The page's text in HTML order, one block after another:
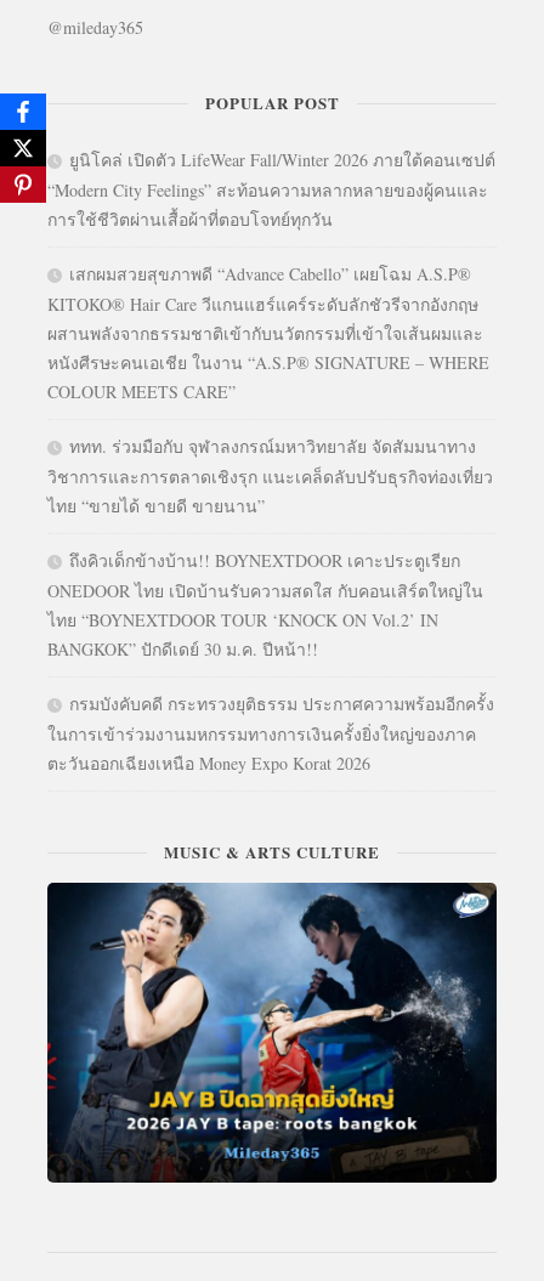
@mileday365
POPULAR POST
ยูนิโคล่ เปิดตัว LifeWear Fall/Winter 2026 ภายใต้คอนเซปต์
“Modern City Feelings” สะท้อนความหลากหลายของผู้คนและ
การใช้ชีวิตผ่านเสื้อผ้าที่ตอบโจทย์ทุกวัน
เสกผมสวยสุขภาพดี “Advance Cabello” เผยโฉม A.S.P®
KITOKO® Hair Care วีแกนแฮร์แคร์ระดับลักชัวรีจากอังกฤษ
ผสานพลังจากธรรมชาติเข้ากับนวัตกรรมที่เข้าใจเส้นผมและ
หนังศีรษะคนเอเชีย ในงาน “A.S.P® SIGNATURE – WHERE
COLOUR MEETS CARE”
ททท. ร่วมมือกับ จุฬาลงกรณ์มหาวิทยาลัย จัดสัมมนาทาง
วิชาการและการตลาดเชิงรุก แนะเคล็ดลับปรับธุรกิจท่องเที่ยว
ไทย “ขายได้ ขายดี ขายนาน”
ถึงคิวเด็กข้างบ้าน!! BOYNEXTDOOR เคาะประตูเรียก
ONEDOOR ไทย เปิดบ้านรับความสดใส กับคอนเสิร์ตใหญ่ใน
ไทย “BOYNEXTDOOR TOUR ‘KNOCK ON Vol.2’ IN
BANGKOK” ปักดีเดย์ 30 ม.ค. ปีหน้า!!
กรมบังคับคดี กระทรวงยุติธรรม ประกาศความพร้อมอีกครั้ง
ในการเข้าร่วมงานมหกรรมทางการเงินครั้งยิ่งใหญ่ของภาค
ตะวันออกเฉียงเหนือ Money Expo Korat 2026
MUSIC & ARTS CULTURE